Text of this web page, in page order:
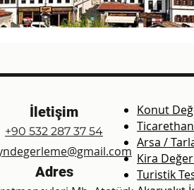
Konut
Arsa /
Kira
Turistik
İletişim
+90 532 287 37 54
Adres